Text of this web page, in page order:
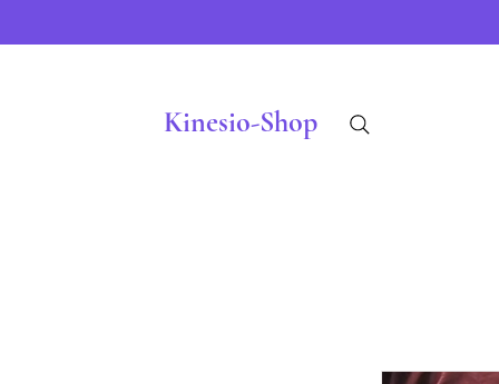
Kinesio-Shop